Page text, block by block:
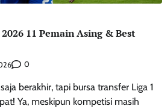
11 Pemain Asing & Best
0
berakhir, tapi bursa transfer Liga 1
Ya, meskipun kompetisi masih